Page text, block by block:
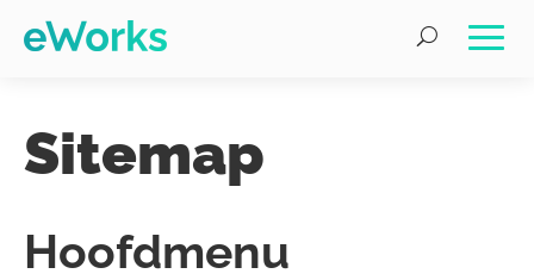
Sitemap
Hoofdmenu